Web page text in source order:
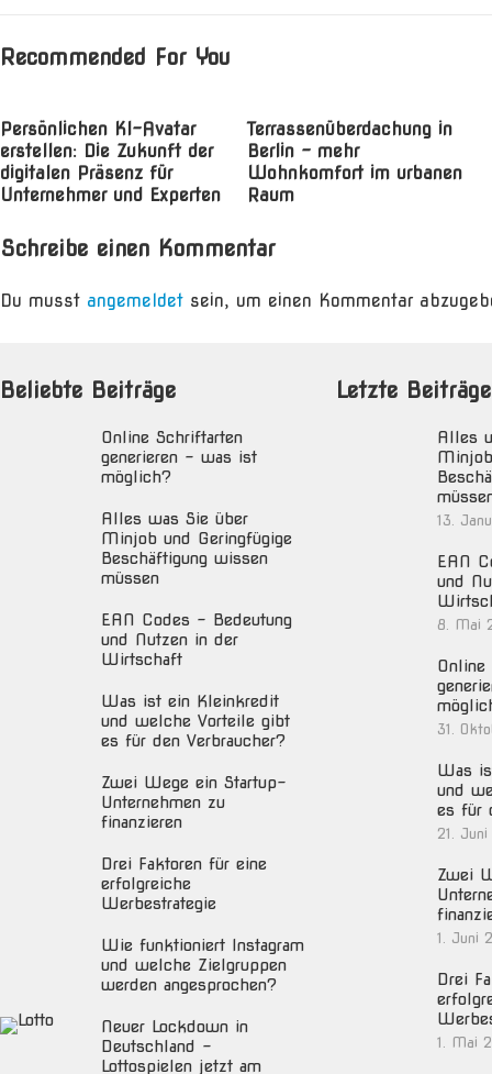
Recommended For You
Persönlichen KI-Avatar
erstellen: Die Zukunft der
digitalen Präsenz für
Unternehmer und Experten
Terrassenüberdachung in
Berlin – mehr
Wohnkomfort im urbanen
Raum
Schreibe einen Kommentar
Du musst angemeldet sein, um einen Kommentar
Beliebte Beiträge
Online Schriftarten
generieren – was ist
möglich?
Alles was Sie über
Minjob und Geringfügige
Beschäftigung wissen
müssen
EAN Codes – Bedeutung
und Nutzen in der
Wirtschaft
Was ist ein Kleinkredit
und welche Vorteile gibt
es für den Verbraucher?
Zwei Wege ein Startup-
Unternehmen zu
finanzieren
Drei Faktoren für eine
erfolgreiche
Werbestrategie
Wie funktioniert Instagram
und welche Zielgruppen
werden angesprochen?
Neuer Lockdown in
Deutschland –
Lottospielen jetzt am
Letzte Beiträge
Alles
13.
EAN
und
8. Mai
Online
31.
Was
und
es für
21.
Zwei
1. Juni
Drei
1. Mai